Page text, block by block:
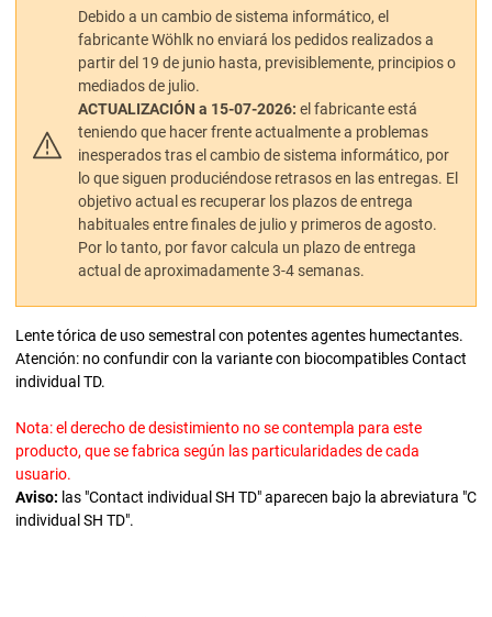
Debido a un cambio de sistema informático, el
fabricante Wöhlk no enviará los pedidos realizados a
partir del 19 de junio hasta, previsiblemente, principios o
mediados de julio.
ACTUALIZACIÓN a 15-07-2026: el fabricante está
teniendo que hacer frente actualmente a problemas
inesperados tras el cambio de sistema informático, por
lo que siguen produciéndose retrasos en las entregas. El
objetivo actual es recuperar los plazos de entrega
habituales entre finales de julio y primeros de agosto.
Por lo tanto, por favor calcula un plazo de entrega
actual de aproximadamente 3-4 semanas.
Lente tórica de uso semestral con potentes agentes humectantes.
Atención: no confundir con la variante con biocompatibles Contact
individual TD.
Nota: el derecho de desistimiento no se contempla para este
producto, que se fabrica según las particularidades de cada
usuario.
Aviso: las "Contact individual SH TD" aparecen bajo la abreviatura "C
individual SH TD".